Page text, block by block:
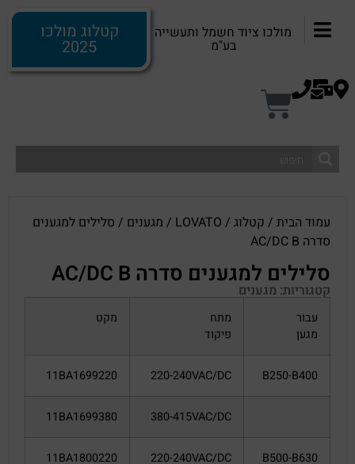
מולכו ציוד חשמל ותעשייה
בע"מ
קטלוג מולכו
2025
עמוד הבית / קטלוג /
LOVATO
/ מגענים / סלילים למגענים
סדרה AC/DC B
סלילים למגענים סדרה AC/DC B
קטגוריות: מגענים
עבור
מגען
מתח
פיקוד
מקט
B250-B400
220-240VAC/DC
11BA1699220
380-415VAC/DC
11BA1699380
B500-B630
220-240VAC/DC
11BA1800220